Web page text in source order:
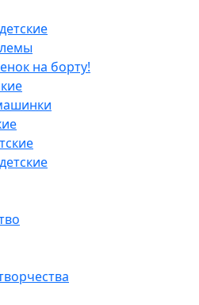
на борту!